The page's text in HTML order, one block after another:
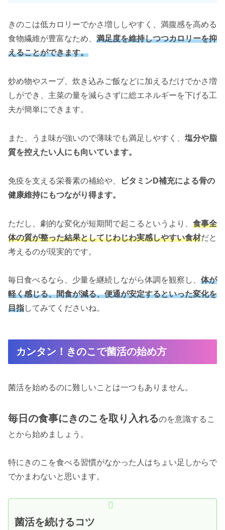
きのこは低カロリーでかさ増ししやすく、満腹感を高める
食物繊維が豊富なため、 満足度を維持しつつカロリーを抑
えることができます。
炒め物やスープ、炊き込みご飯などに加えるだけでかさ増
しができ、主菜の量を減らさずに総エネルギーを下げる工
夫が簡単にできます。
また、うま味が強いので薄味でも満足しやすく、 塩分や脂
質を控えたい人にも向いています。
免疫を支える栄養素の補給や、
ビタミンD補充による骨の
健康維持にもつながり得ます。
ただし、劇的な変化が短期間で起こるというより、 食事全
体の質が整った結果としてじわじわ実感しやすい食材だと
考えるのが現実的です。
毎日食べるなら、少量を継続しながら体調を観察し、 体が
軽く感じる、間食が減る、便通が安定するといった変化を
目指してみてくださいね。
カンタン！きのこで菌活の始め方
菌活を始めるのに難しいことは一つもありません。
毎日の食事にきのこを取り入れるのを意識するこ
とから始めましょう。
特にきのこを食べる習慣がなかった人はちょい足しからで
でかまわないと思います。
菌活を続けるコツ